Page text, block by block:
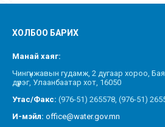
ХОЛБОО БАРИХ
Манай хаяг:
Чингүнжавын гудамж, 2 дугаар хороо,
дүүрэг, Улаанбаатар хот, 16050
Утас/Факс: (976-51) 265578, (976-51)
И-мэйл: office@water.gov.mn